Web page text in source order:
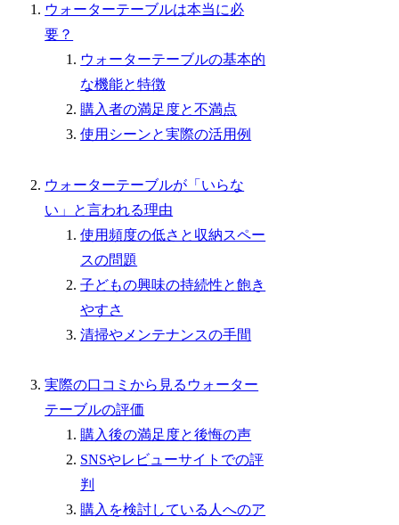
ウォーターテーブルは本当に必
要？
ウォーターテーブルの基本的
な機能と特徴
購入者の満足度と不満点
使用シーンと実際の活用例
ウォーターテーブルが「いらな
い」と言われる理由
使用頻度の低さと収納スペー
スの問題
子どもの興味の持続性と飽き
やすさ
清掃やメンテナンスの手間
実際の口コミから見るウォーター
テーブルの評価
購入後の満足度と後悔の声
SNSやレビューサイトでの評
判
購入を検討している人へのア